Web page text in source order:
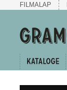
FILMALAP